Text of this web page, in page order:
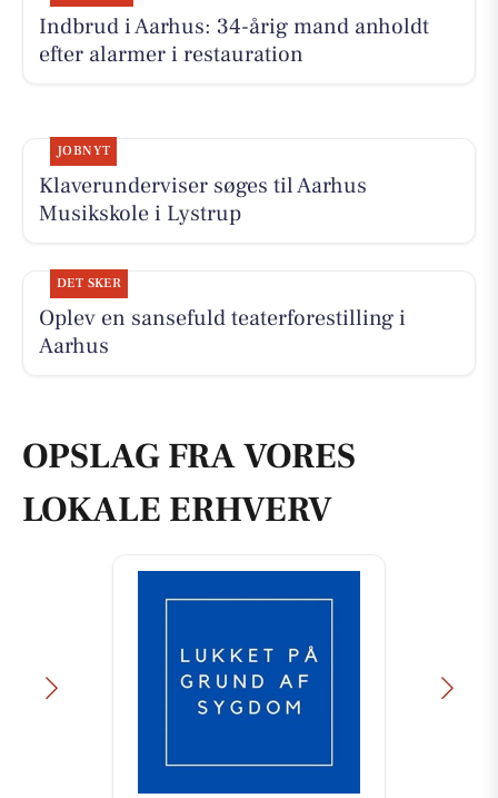
Indbrud i Aarhus: 34-årig mand anholdt
efter alarmer i restauration
JOBNYT
Klaverunderviser søges til Aarhus
Musikskole i Lystrup
DET SKER
Oplev en sansefuld teaterforestilling i
Aarhus
OPSLAG FRA VORES
LOKALE ERHVERV